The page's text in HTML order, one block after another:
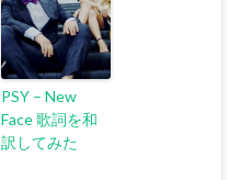
PSY – New
Face 歌詞を和
訳してみた